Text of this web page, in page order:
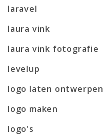
laravel
laura vink
laura vink fotografie
levelup
logo laten ontwerpen
logo maken
logo's